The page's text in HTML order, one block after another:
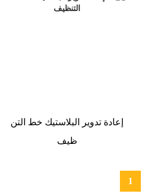
إعادة تدوير البلاستيك خط التن
ظيف
1